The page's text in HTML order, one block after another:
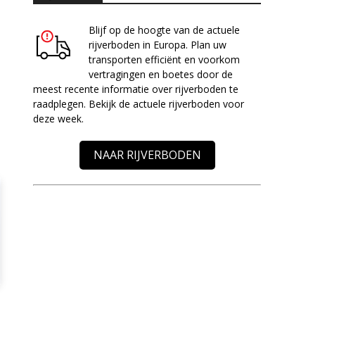
Blijf op de hoogte van de actuele
rijverboden in Europa. Plan uw
transporten efficiënt en voorkom
vertragingen en boetes door de
meest recente informatie over rijverboden te
raadplegen. Bekijk de actuele rijverboden voor
deze week.
NAAR RIJVERBODEN